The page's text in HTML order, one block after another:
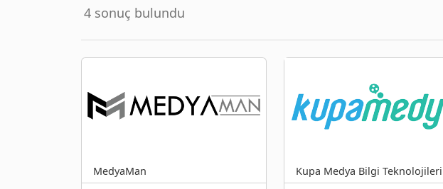
4 sonuç bulundu
MedyaMan
Kupa Medya Bilgi Teknolojileri